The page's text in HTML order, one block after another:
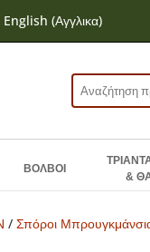
English (Αγγλικα)
Αναζήτηση
για:
ΒΟΛΒΟΙ
&
/Σπόροι